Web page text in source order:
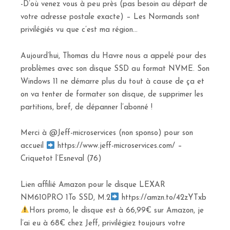
-D’où venez vous à peu près (pas besoin au départ de
votre adresse postale exacte) – Les Normands sont
privilégiés vu que c’est ma région…
Aujourd’hui, Thomas du Havre nous a appelé pour des
problèmes avec son disque SSD au format NVME. Son
Windows 11 ne démarre plus du tout à cause de ça et
on va tenter de formater son disque, de supprimer les
partitions, bref, de dépanner l’abonné !
Merci à @Jeff-microservices (non sponso) pour son
accueil
https://www.jeff-microservices.com/ –
Criquetot l’Esneval (76)
Lien affilié Amazon pour le disque LEXAR
NM610PRO 1To SSD, M.2
https://amzn.to/42zYTxb
Hors promo, le disque est à 66,99€ sur Amazon, je
l’ai eu à 68€ chez Jeff, privilégiez toujours votre